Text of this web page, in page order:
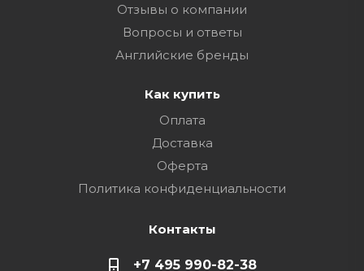
Отзывы о компании
Вопросы и ответы
Английские бренды
Как купить
Оплата
Доставка
Оферта
Политика конфиденциальности
Контакты
+7 495 990-82-38